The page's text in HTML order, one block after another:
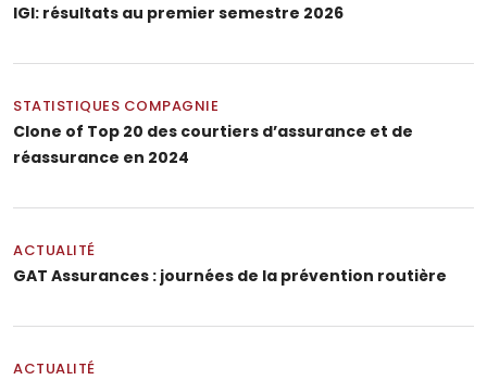
IGI: résultats au premier semestre 2026
STATISTIQUES COMPAGNIE
Clone of Top 20 des courtiers d’assurance et de
réassurance en 2024
ACTUALITÉ
GAT Assurances : journées de la prévention routière
ACTUALITÉ